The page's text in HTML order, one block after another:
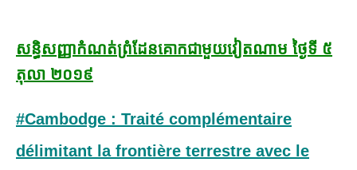
សន្ធិសញ្ញាកំណត់ព្រំដែនគោកជាមួយវៀតណាម ថ្ងៃទី ៥
តុលា ២០១៩
#Cambodge : Traité complémentaire
délimitant la frontière terrestre avec le